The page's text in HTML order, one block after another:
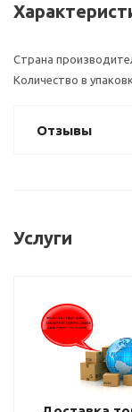
Страна
Количество в
Отзывы
Услуги